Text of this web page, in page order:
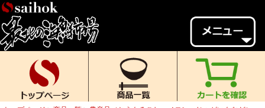
会員様メニュー
ゲスト
様、
いらっしゃいませ。
ご来店ありがとうございます。